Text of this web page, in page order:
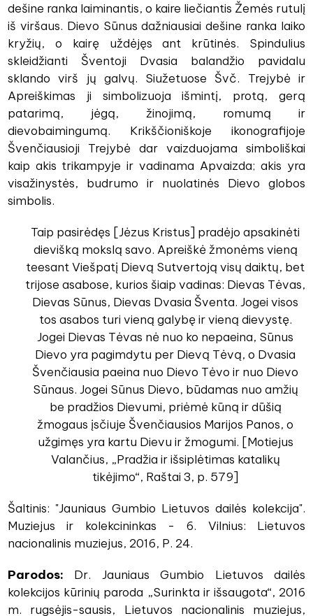
dešine ranka laiminantis, o kaire liečiantis Žemės rutulį
iš viršaus. Dievo Sūnus dažniausiai dešine ranka laiko
kryžių, o kairę uždėjęs ant krūtinės. Spindulius
skleidžianti Šventoji Dvasia balandžio pavidalu
sklando virš jų galvų. Siužetuose Švč. Trejybė ir
Apreiškimas ji simbolizuoja išmintį, protą, gerą
patarimą, jėgą, žinojimą, romumą ir
dievobaimingumą. Krikščioniškoje ikonografijoje
Švenčiausioji Trejybė dar vaizduojama simboliškai
kaip akis trikampyje ir vadinama Apvaizda; akis yra
visažinystės, budrumo ir nuolatinės Dievo globos
simbolis.
Taip pasirėdęs [Jėzus Kristus] pradėjo apsakinėti
dievišką mokslą savo. Apreiškė žmonėms vieną
teesant Viešpatį Dievą Sutvertoją visų daiktų, bet
trijose asabose, kurios šiaip vadinas: Dievas Tėvas,
Dievas Sūnus, Dievas Dvasia Šventa. Jogei visos
tos asabos turi vieną galybę ir vieną dievystę.
Jogei Dievas Tėvas nė nuo ko nepaeina, Sūnus
Dievo yra pagimdytu per Dievą Tėvą, o Dvasia
Švenčiausia paeina nuo Dievo Tėvo ir nuo Dievo
Sūnaus. Jogei Sūnus Dievo, būdamas nuo amžių
be pradžios Dievumi, priėmė kūną ir dūšią
žmogaus įsčiuje Švenčiausios Marijos Panos, o
užgimęs yra kartu Dievu ir žmogumi. [Motiejus
Valančius, „Pradžia ir išsiplėtimas katalikų
tikėjimo“, Raštai 3, p. 579]
Šaltinis: "Jauniaus Gumbio Lietuvos dailės kolekcija".
Muziejus ir kolekcininkas - 6. Vilnius: Lietuvos
nacionalinis muziejus, 2016, P. 24.
Parodos: Dr. Jauniaus Gumbio Lietuvos dailės
kolekcijos kūrinių paroda „Surinkta ir išsaugota“, 2016
m. rugsėjis-sausis, Lietuvos nacionalinis muziejus,